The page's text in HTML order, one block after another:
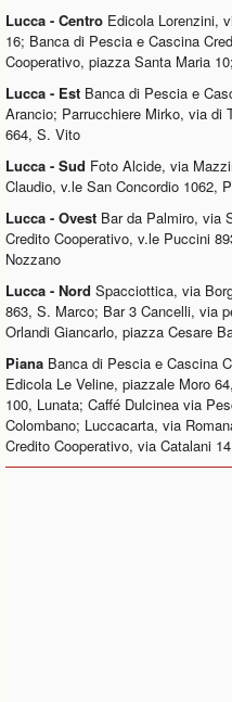
Lucca - Centro Edicola Lorenzini,
16; Banca di Pescia e Cascina
Cooperativo, piazza Santa Maria
Lucca - Est Banca di Pescia e
Arancio; Parrucchiere Mirko, via di
664, S. Vito
Lucca - Sud Foto Alcide, via
Claudio, v.le San Concordio 1062,
Lucca - Ovest Bar da Palmiro, via
Credito Cooperativo, v.le Puccini
Nozzano
Lucca - Nord Spacciottica, via
863, S. Marco; Bar 3 Cancelli, via
Orlandi Giancarlo, piazza Cesare
Piana Banca di Pescia e Cascina
Edicola Le Veline, piazzale Moro
100, Lunata; Caffé Dulcinea via
Colombano; Luccacarta, via
Credito Cooperativo, via Catalani